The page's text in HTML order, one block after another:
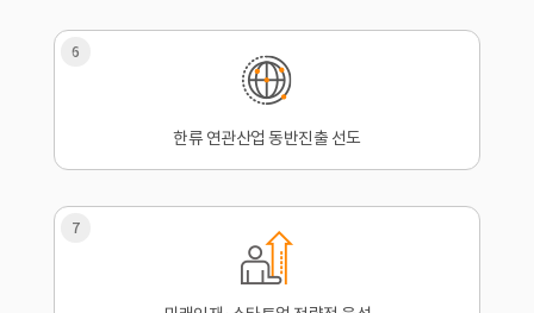
6
한류 연관산업 동반진출 선도
7